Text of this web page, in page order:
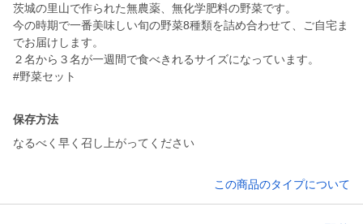
茨城の里山で作られた無農薬、無化学肥料の野菜です。
今の時期で一番美味しい旬の野菜8種類を詰め合わせて、ご自宅ま
でお届けします。
２名から３名が一週間で食べきれるサイズになっています。
#野菜セット
保存方法
なるべく早く召し上がってください
この商品のタイプについて